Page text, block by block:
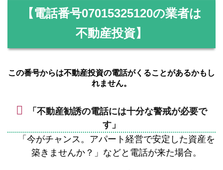
【電話番号07015325120の業者は
不動産投資】
この番号からは不動産投資の電話がくることがあるかもし
れません。
「不動産勧誘の電話には十分な警戒が必要で
す」
「今がチャンス。アパート経営で安定した資産を
築きませんか？」などと電話が来た場合。